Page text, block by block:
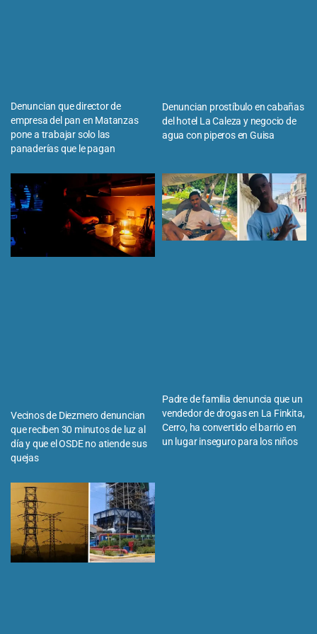
Denuncian que director de
empresa del pan en Matanzas
pone a trabajar solo las
panaderías que le pagan
Denuncian prostíbulo en cabañas
del hotel La Caleza y negocio de
agua con piperos en Guisa
Vecinos de Diezmero denuncian
que reciben 30 minutos de luz al
día y que el OSDE no atiende sus
quejas
Padre de familia denuncia que un
vendedor de drogas en La Finkita,
Cerro, ha convertido el barrio en
un lugar inseguro para los niños